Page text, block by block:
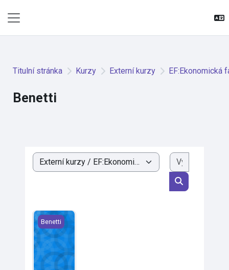
Titulní stránka Kurzy Externí kurzy EF:Ekonomická
Benetti
Kategorie kurzů
Vyhledat
VIP projekt - školení
Benetti